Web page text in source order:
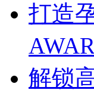
打造
解锁